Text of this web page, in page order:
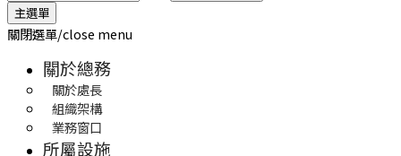
主選單
關閉選單/close menu
關於總務
關於處長
組織架構
業務窗口
所屬設施